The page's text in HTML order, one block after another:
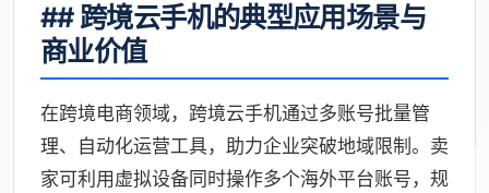
## 跨境云手机的典型应用场景与
商业价值
在跨境电商领域，跨境云手机通过多账号批量管
理、自动化运营工具，助力企业突破地域限制。卖
家可利用虚拟设备同时操作多个海外平台账号，规